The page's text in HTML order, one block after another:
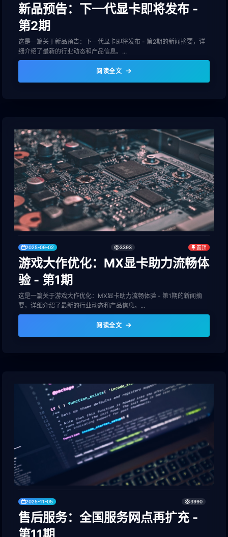
新品预告：下一代显卡即将发布 -
第2期
这是一篇关于新品预告：下一代显卡即将发布 - 第2期的新闻摘要，详
细介绍了最新的行业动态和产品信息。...
阅读全文
2025-09-02 3393 置顶
游戏大作优化：MX显卡助力流畅体
验 - 第1期
这是一篇关于游戏大作优化：MX显卡助力流畅体验 - 第1期的新闻摘
要，详细介绍了最新的行业动态和产品信息。...
阅读全文
2025-11-05 3990
售后服务：全国服务网点再扩充 -